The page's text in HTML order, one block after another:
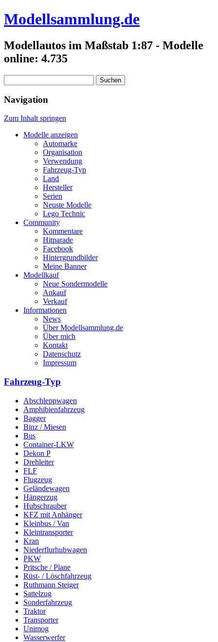
Modellsammlung.de
Modellautos im Maßstab 1:87 - Modelle
online: 4.735
nach:
Navigation
Zum Inhalt springen
Modelle anzeigen
Automarke
Organisation
Verwendung
Fahrzeug-Typ
Land
Hersteller
Serien
Neuste Modelle
Lego Technic
Community
Kommentare
Hitparade
Facebook
Hintergrundbilder
Meine Banner
Modellkauf
Neue Sondermodelle
Ankauf
Verkauf
Informationen
News
Über Modellsammlung.de
Über mich
Kontakt
Datenschutz
Impressum
Fahrzeug-Typ
Abschleppwagen
Amphibienfahrzeug
Bagger
Binz / Miesen
Bus
Container-LKW
Dekon P
Drehleiter
FLF
Flugzeug
Geländewagen
Hängerzug
Hubschrauber
KFZ mit Anhänger
Kleinbus / Van
Kleintransporter
Kran
Niederflurhubwagen
PKW
Pritsche / Plane
Rüst- / Löschfahrzeug
Ruthmann Steiger
Sattelzug
Sonderfahrzeug
Traktor
Transporter
Unimog
Wasserwerfer